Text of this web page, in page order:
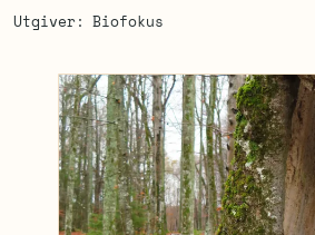
Utgiver
Biofokus